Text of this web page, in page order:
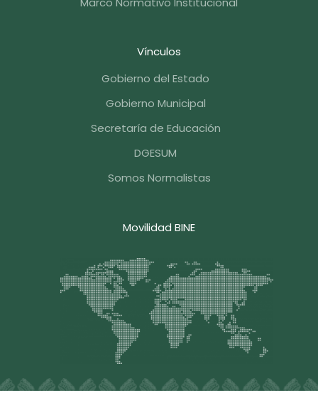
Vínculos
Gobierno del Estado
Gobierno Municipal
Secretaría de Educación
DGESUM
Somos Normalistas
Movilidad BINE